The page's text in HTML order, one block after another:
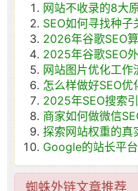
网站不收录的8大
SEO如何寻找种
2026年谷歌SEO
2025年谷歌SEO
网站图片优化工作
怎么样做好SEO
2025年SEO搜索
商家如何做微信
探索网站权重的真
Google的站长平
蜘蛛外链文章推荐